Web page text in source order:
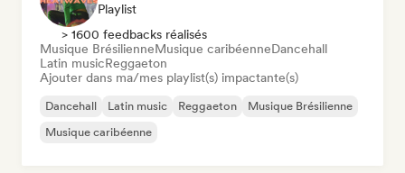
Playlist
> 1600 feedbacks réalisés
Musique BrésilienneMusique caribéenneDancehall
Latin musicReggaeton
Ajouter dans ma/mes playlist(s) impactante(s)
Dancehall Latin music Reggaeton
Musique Brésilienne
Musique caribéenne